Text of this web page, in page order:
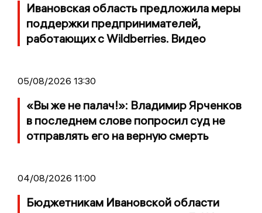
Ивановская область предложила меры
поддержки предпринимателей,
работающих с Wildberries. Видео
05/08/2026 13:30
«Вы же не палач!»: Владимир Ярченков
в последнем слове попросил суд не
отправлять его на верную смерть
04/08/2026 11:00
Бюджетникам Ивановской области